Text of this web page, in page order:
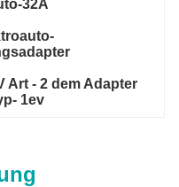
32A
Art - 2 dem Adapter
1ev